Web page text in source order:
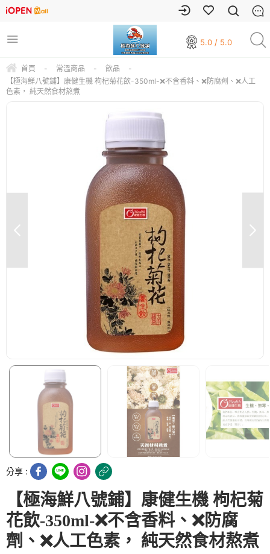
5.0 / 5.0
首頁 - 常溫商品 - 飲品
-
【極海鮮八號鋪】康健生機 枸杞菊花飲-350ml-❌不含香料、❌防腐劑、❌人工
色素， 純天然食材熬煮
分享 :
【極海鮮八號鋪】康健生機 枸杞菊
花飲-350ml-❌不含香料、❌防腐
劑、❌人工色素， 純天然食材熬煮